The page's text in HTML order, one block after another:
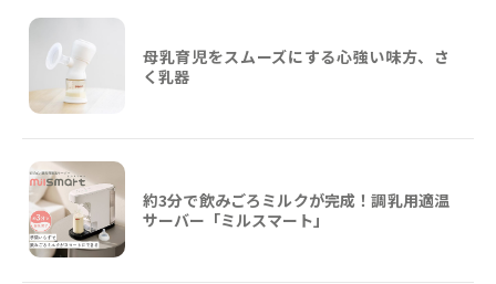
母乳育児をスムーズにする心強い味方、さ
く乳器
約3分で飲みごろミルクが完成！調乳用適温
サーバー「ミルスマート」